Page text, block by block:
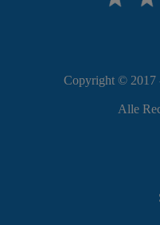
Copyright © 2017
Alle